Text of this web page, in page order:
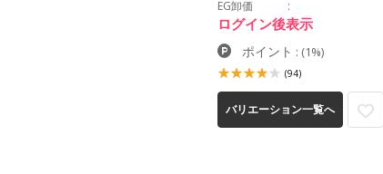
EG卸価
ログイン後表示
ポイント : (1%)
(94)
バリエーション一覧へ